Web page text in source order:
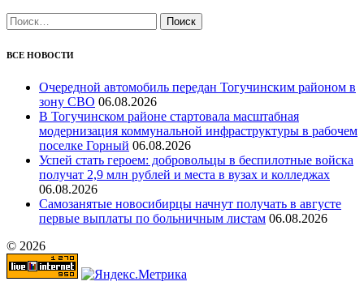
Найти:
ВСЕ НОВОСТИ
Очередной автомобиль передан Тогучинским районом в
зону СВО 06.08.2026
В Тогучинском районе стартовала масштабная
модернизация коммунальной инфраструктуры в рабочем
поселке Горный 06.08.2026
Успей стать героем: добровольцы в беспилотные войска
получат 2,9 млн рублей и места в вузах и колледжах
06.08.2026
Самозанятые новосибирцы начнут получать в августе
первые выплаты по больничным листам 06.08.2026
© 2026